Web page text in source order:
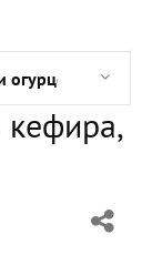
и овощами
кефира,